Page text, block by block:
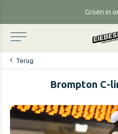
Verzending
Terug
Brompton C-